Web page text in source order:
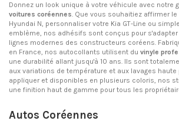
Donnez un look unique à votre véhicule avec notre
voitures coréennes. Que vous souhaitiez affirmer
Hyundai N, personnaliser votre Kia GT-Line ou
emblème, nos adhésifs sont conçus pour
lignes modernes des constructeurs coréens.
en France, nos autocollants utilisent du vinyle
une durabilité allant jusqu'à 10 ans. Ils sont
aux variations de température et aux lavages haute
appliquer et disponibles en plusieurs coloris, nos
une finition haut de gamme pour tous les
Autos Coréennes